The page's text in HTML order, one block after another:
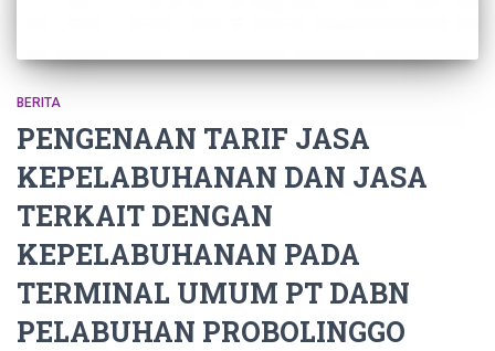
BERITA
PENGENAAN TARIF JASA
KEPELABUHANAN DAN JASA
TERKAIT DENGAN
KEPELABUHANAN PADA
TERMINAL UMUM PT DABN
PELABUHAN PROBOLINGGO